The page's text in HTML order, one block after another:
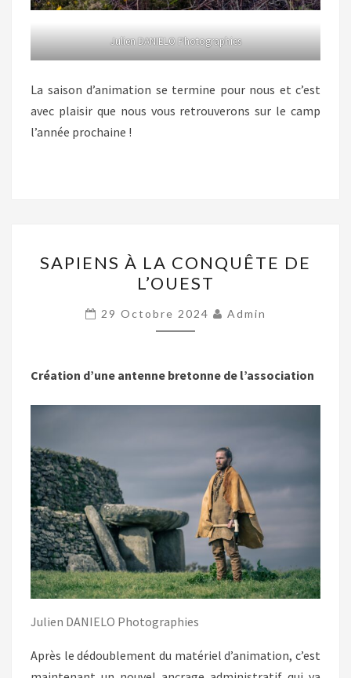
Julien DANIELO Photographies
La saison d’animation se termine pour nous et c’est
avec plaisir que nous vous retrouverons sur le camp
l’année prochaine !
À
LA
CONQUÊTE
DE
SAPIENS À LA CONQUÊTE DE
L’OUEST
29 Octobre 2024 Admin
Création d’une antenne bretonne de l’association
Julien DANIELO Photographies
Après le dédoublement du matériel d’animation, c’est